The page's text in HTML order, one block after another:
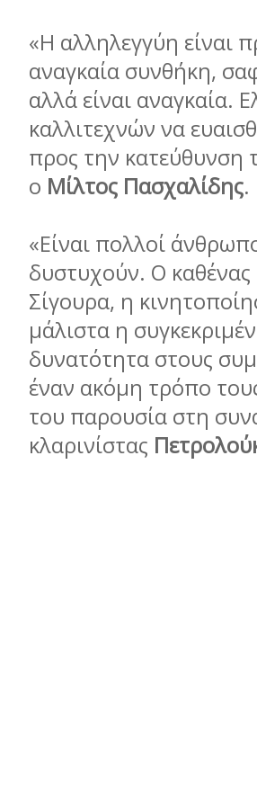
«Η αλληλεγγύη είναι
αναγκαία συνθήκη,
αλλά είναι αναγκαία.
καλλιτεχνών να
προς την κατεύθυνση
ο Μίλτος Πασχαλίδης.
«Είναι πολλοί
δυστυχούν. Ο καθένας
Σίγουρα, η
μάλιστα η
δυνατότητα στους
έναν ακόμη τρόπο
του παρουσία στη
κλαρινίστας